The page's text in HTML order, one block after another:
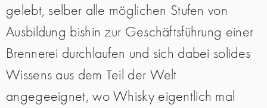
gelebt, selber alle möglichen Stufen von
Ausbildung bishin zur Geschäftsführung einer
Brennerei durchlaufen und sich dabei solides
Wissens aus dem Teil der Welt
angegeeignet, wo Whisky eigentlich mal